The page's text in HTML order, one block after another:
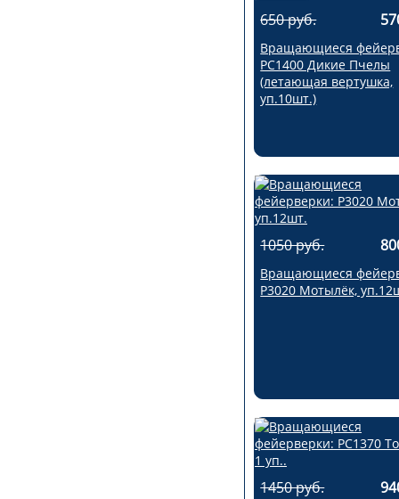
650 руб.
Вращающиеся
РС1400 Дикие Пчелы
(летающая вертушка,
уп.10шт.)
1050 руб.
Вращающиеся
Р3020 Мотылёк,
1450 руб.